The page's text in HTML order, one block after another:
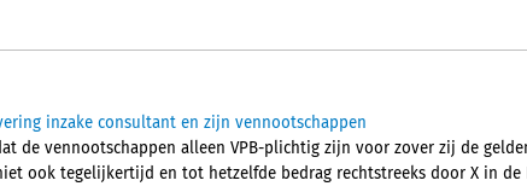
inzake consultant en zijn vennootschappen
de vennootschappen alleen VPB-plichtig zijn voor zover zij de
ook tegelijkertijd en tot hetzelfde bedrag rechtstreeks door X in de